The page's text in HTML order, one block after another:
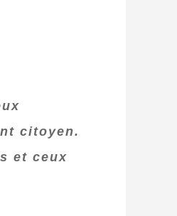
citoyen.
et ceux